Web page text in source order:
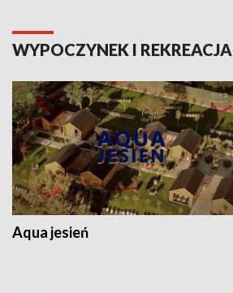
WYPOCZYNEK I REKREACJA
Aqua jesień